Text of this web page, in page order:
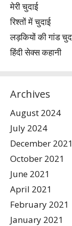
मेरी चुदाई
रिश्तों में चुदाई
लड़कियों की गांड
हिंदी सेक्स कहानी
Archives
August 2024
July 2024
December 2021
October 2021
June 2021
April 2021
February 2021
January 2021